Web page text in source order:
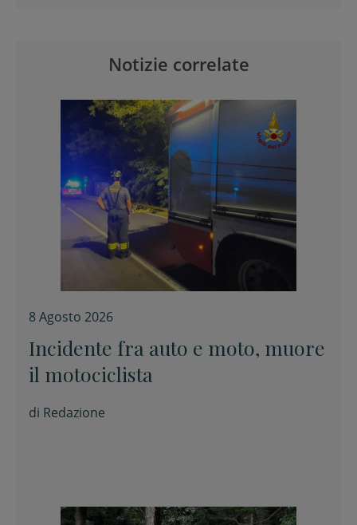
Notizie correlate
8 Agosto 2026
Incidente fra auto e moto, muore
il motociclista
di Redazione